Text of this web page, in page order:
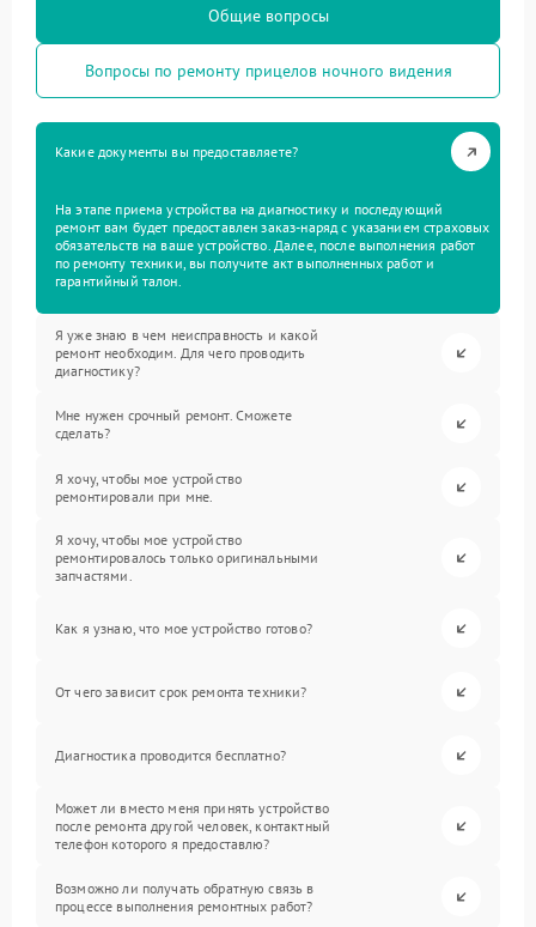
Общие вопросы
Вопросы по ремонту прицелов ночного видения
Какие документы вы предоставляете?
На этапе приема устройства на диагностику и последующий
ремонт вам будет предоставлен заказ-наряд с указанием страховых
обязательств на ваше устройство. Далее, после выполнения работ
по ремонту техники, вы получите акт выполненных работ и
гарантийный талон.
Я уже знаю в чем неисправность и какой
ремонт необходим. Для чего проводить
диагностику?
Мне нужен срочный ремонт. Сможете
сделать?
Я хочу, чтобы мое устройство
ремонтировали при мне.
Я хочу, чтобы мое устройство
ремонтировалось только оригинальными
запчастями.
Как я узнаю, что мое устройство готово?
От чего зависит срок ремонта техники?
Диагностика проводится бесплатно?
Может ли вместо меня принять устройство
после ремонта другой человек, контактный
телефон которого я предоставлю?
Возможно ли получать обратную связь в
процессе выполнения ремонтных работ?